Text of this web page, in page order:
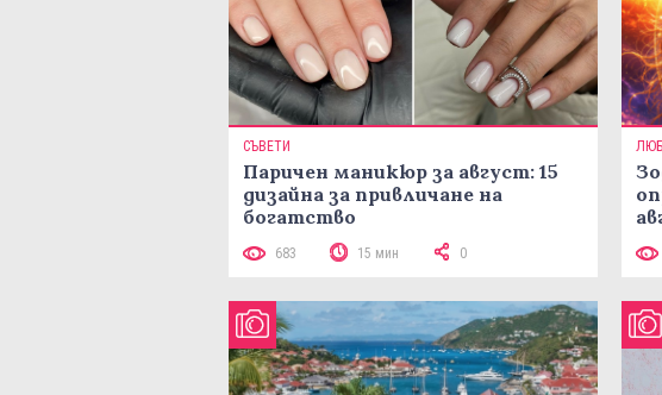
СЪВЕТИ
Паричен маникюр за август: 15
дизайна за привличане на
богатство
683 15 мин 0